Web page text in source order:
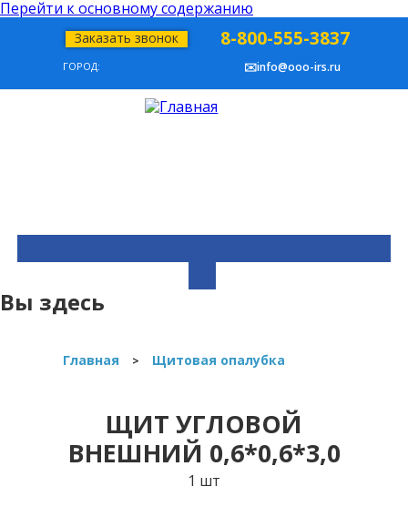
Перейти к основному содержанию
Заказать звонок 8-800-555-3837
✉️info@ooo-irs.ru
ГОРОД:
Вы здесь
Главная > Щитовая опалубка
ЩИТ УГЛОВОЙ
ВНЕШНИЙ 0,6*0,6*3,0
1 шт